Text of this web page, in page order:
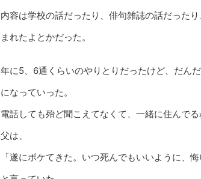
内容は学校の話だったり、俳句雑誌の話だった
まれたよとかだった。
年に5、6通くらいのやりとりだったけど、だん
になっていった。
電話しても殆ど聞こえてなくて、一緒に住んで
父は、
「遂にボケてきた。いつ死んでもいいように、